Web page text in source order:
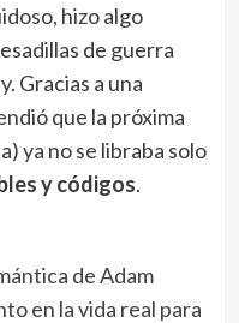
hizo algo
de guerra
Gracias a una
que la próxima
ya no se libraba solo
y códigos.
de Adam
en la vida real para